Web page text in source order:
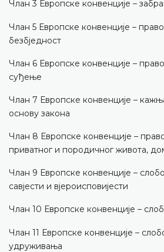
Члан 3 Европске конвенције –
Члан 5 Европске конвенције –
безбједност
Члан 6 Европске конвенције –
суђење
Члан 7 Европске конвенције –
основу закона
Члан 8 Европске конвенције –
приватног и породичног живота,
Члан 9 Европске конвенције –
савјести и вјероисповијести
Члан 10 Европске конвенције –
Члан 11 Европске конвенције –
удруживања